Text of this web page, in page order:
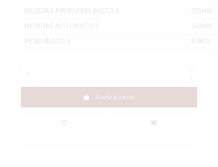
MEDIDAS PROFUNDO BULTO 2 375MM
MEDIDAS ALTO BULTO 2 160MM
PESO BULTO 2 8.8KG
Añadir al carrito